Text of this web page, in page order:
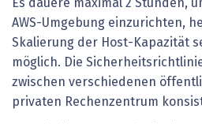
Es dauere maximal 2 Stunden,
AWS-Umgebung einzurichten,
Skalierung der Host-Kapazität
möglich. Die
zwischen verschiedenen
privaten Rechenzentrum